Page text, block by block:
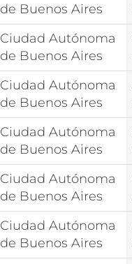
de Buenos Aires
Ciudad Autónoma
de Buenos Aires
Ciudad Autónoma
de Buenos Aires
Ciudad Autónoma
de Buenos Aires
Ciudad Autónoma
de Buenos Aires
Ciudad Autónoma
de Buenos Aires